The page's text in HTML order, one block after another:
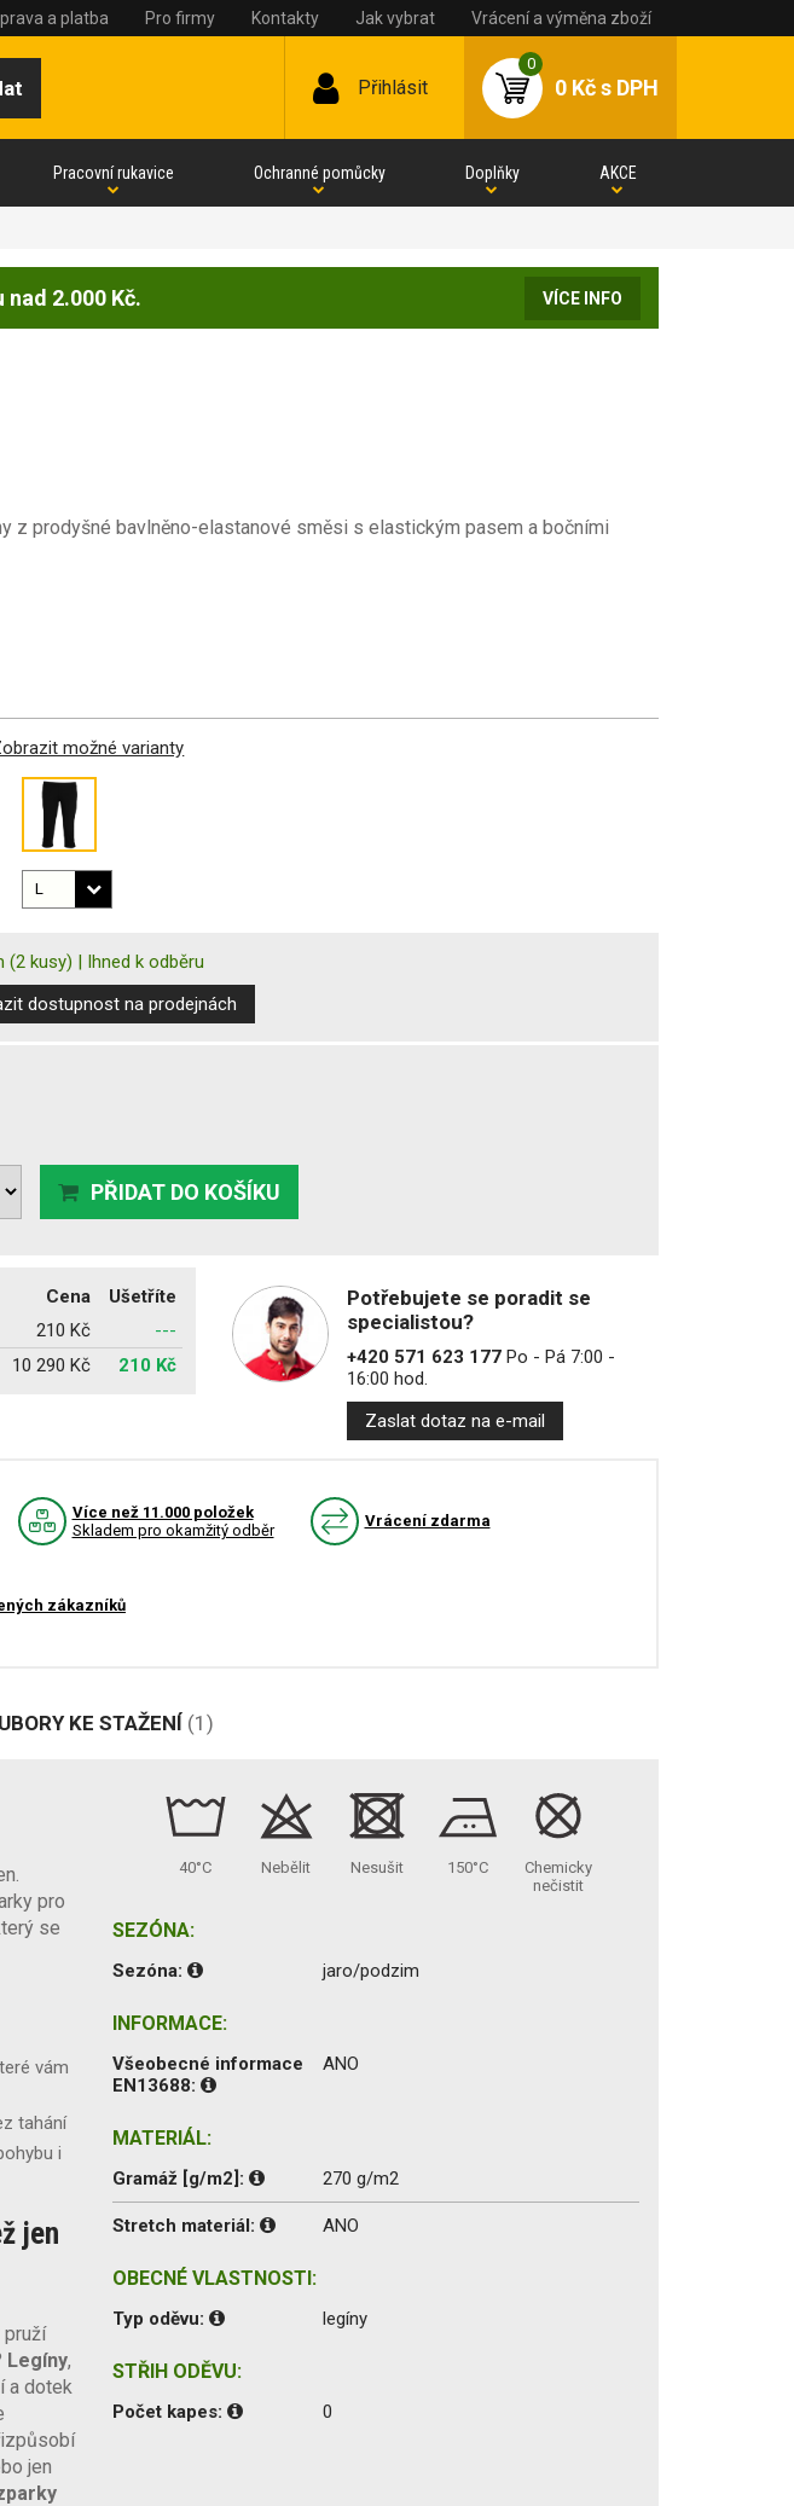
a platba Pro firmy Kontakty Jak vybrat Vrácení a výměna zboží
Přihlásit
0
0 Kčs DPH
Pracovní rukavice Ochranné pomůcky Doplňky AKCE
2.000 Kč. VÍCE INFO
z prodyšné bavlněno-elastanové směsi s elastickým pasem a bočními
možné varianty
(2 kusy) | Ihned k odběru
dostupnost na prodejnách
PŘIDAT DO KOŠÍKU
Cena
Ušetříte
210 Kč
---
10 290 Kč 210 Kč
Potřebujete se poradit se
specialistou?
+420 571 623 177Po - Pá 7:00 -
16:00 hod.
Zaslat dotaz na e-mail
Více než 11.000 položek
Skladem pro okamžitý odběr
Vrácení zdarma
zákazníků
KE STAŽENÍ (1)
pro
se
vám
tahání
i
jen
pruží
Legíny,
a dotek
jen
40°C Nebělit Nesušit 150°C
Chemicky
nečistit
SEZÓNA:
Sezóna: jaro/podzim
INFORMACE:
Všeobecné informace
EN13688:
ANO
MATERIÁL:
Gramáž [g/m2]: 270 g/m2
Stretch materiál: ANO
OBECNÉ VLASTNOSTI:
Typ oděvu: legíny
STŘIH ODĚVU:
Počet kapes: 0